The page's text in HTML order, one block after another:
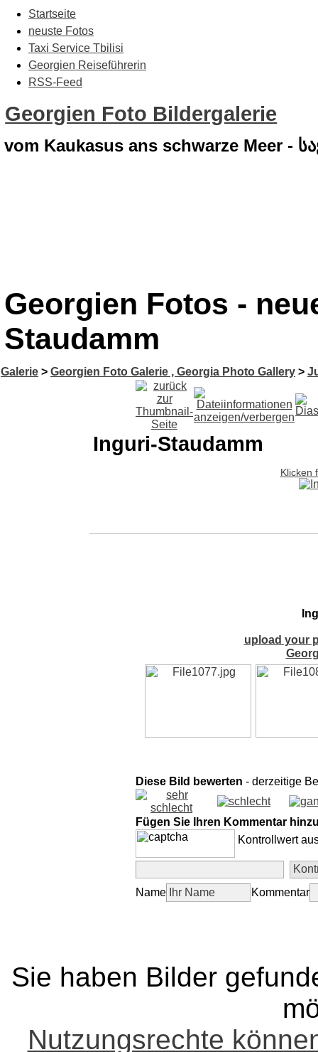
Startseite
neuste Fotos
Taxi Service Tbilisi
Georgien Reiseführerin
RSS-Feed
Georgien Foto Bildergalerie
vom Kaukasus ans schwarze Meer -
Georgien Fotos -
Staudamm
Galerie > Georgien Foto Galerie , Georgia Photo Gallery >
Inguri-Staudamm
Klicken
upload your
Diese Bild bewerten - derzeitige
Fügen Sie Ihren Kommentar
Kontrollwert
Name Kommentar
Sie haben Bilder
Nutzungsrechte